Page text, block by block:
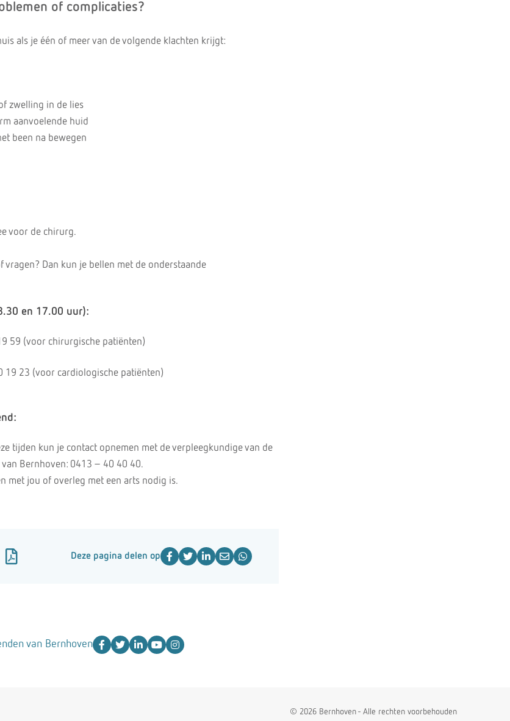
of complicaties?
als je één of meer van de volgende klachten krijgt:
zwelling in de lies
aanvoelende huid
been na bewegen
voor de chirurg.
vragen? Dan kun je bellen met de onderstaande
en 17.00 uur):
59 (voor chirurgische patiënten)
19 23 (voor cardiologische patiënten)
tijden kun je contact opnemen met de verpleegkundige van de
Bernhoven: 0413 – 40 40 40.
met jou of overleg met een arts nodig is.
Deze pagina delen op
van Bernhoven
© 2026 Bernhoven - Alle rechten voorbehouden